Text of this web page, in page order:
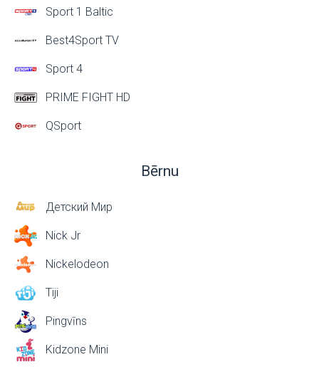
Sport 1 Baltic
Best4Sport TV
Sport 4
PRIME FIGHT HD
QSport
Bērnu
Детский Мир
Nick Jr
Nickelodeon
Tiji
Pingvīns
Kidzone Mini